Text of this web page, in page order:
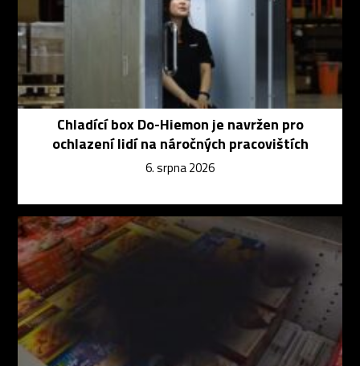
Chladící box Do-Hiemon je navržen pro
ochlazení lidí na náročných pracovištích
6. srpna 2026